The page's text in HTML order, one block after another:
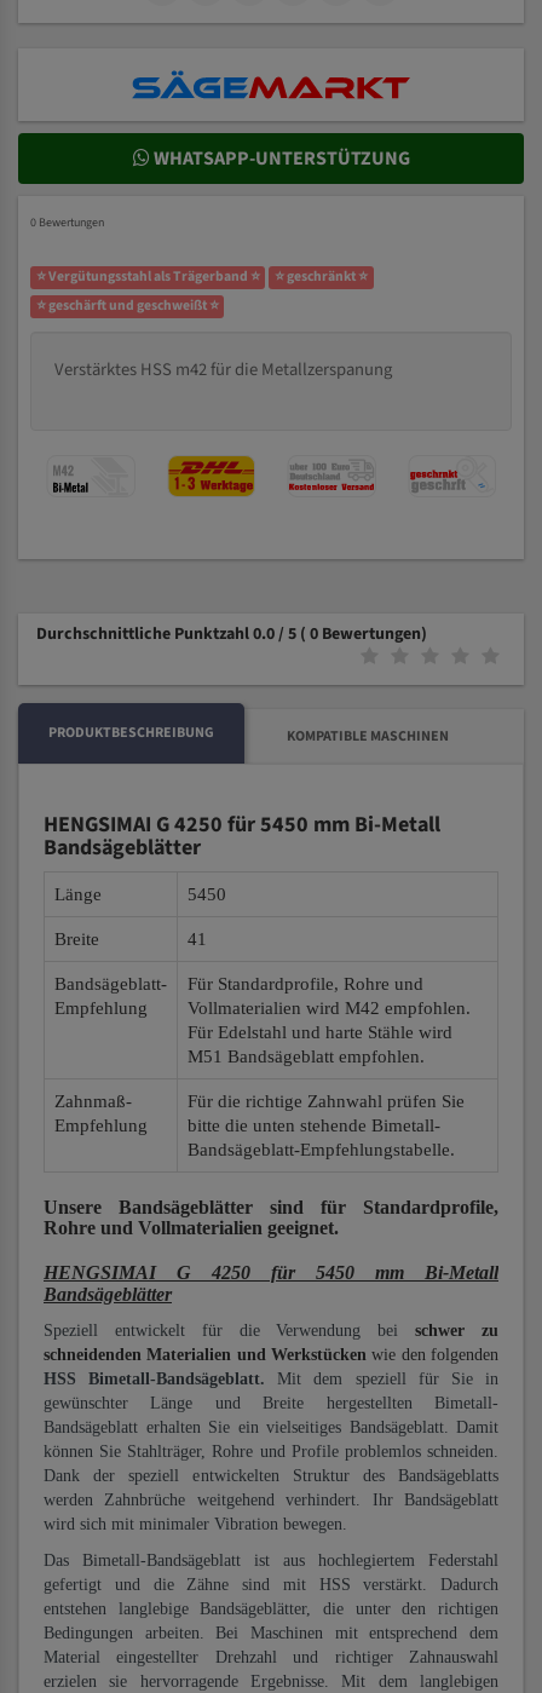
WHATSAPP-UNTERSTÜTZUNG
0 Bewertungen
⭐ Vergütungsstahl als Trägerband ⭐
⭐ geschränkt ⭐
⭐ geschärft und geschweißt ⭐
Verstärktes HSS m42 für die Metallzerspanung
Durchschnittliche Punktzahl 0.0 / 5 ( 0 Bewertungen)
PRODUKTBESCHREIBUNG KOMPATIBLE MASCHINEN
HENGSIMAI G 4250 für 5450 mm Bi-Metall
Bandsägeblätter
Länge 5450
Breite 41
Bandsägeblatt-
Empfehlung
Für Standardprofile, Rohre und
Vollmaterialien wird M42 empfohlen.
Für Edelstahl und harte Stähle wird
M51 Bandsägeblatt empfohlen.
Zahnmaß-
Empfehlung
Für die richtige Zahnwahl prüfen Sie
bitte die unten stehende Bimetall-
Bandsägeblatt-Empfehlungstabelle.
Unsere Bandsägeblätter sind für Standardprofile,
Rohre und Vollmaterialien geeignet.
HENGSIMAI G 4250 für 5450 mm Bi-Metall
Bandsägeblätter
Speziell entwickelt für die Verwendung beischwer zu
schneidenden Materialien und Werkstücken wie den folgenden
HSS Bimetall-Bandsägeblatt. Mit dem speziell für Sie in
gewünschter Länge und Breite hergestellten Bimetall-
Bandsägeblatt erhalten Sie ein vielseitiges Bandsägeblatt. Damit
können Sie Stahlträger, Rohre und Profile problemlos schneiden.
Dank der speziell entwickelten Struktur des Bandsägeblatts
werden Zahnbrüche weitgehend verhindert. Ihr Bandsägeblatt
wird sich mit minimaler Vibration bewegen.
Das Bimetall-Bandsägeblatt ist aus hochlegiertem Federstahl
gefertigt und die Zähne sind mit HSS verstärkt. Dadurch
entstehen langlebige Bandsägeblätter, die unter den richtigen
Bedingungen arbeiten. Bei Maschinen mit entsprechend dem
Material eingestellter Drehzahl und richtiger Zahnauswahl
erzielen sie hervorragende Ergebnisse. Mit dem langlebigen